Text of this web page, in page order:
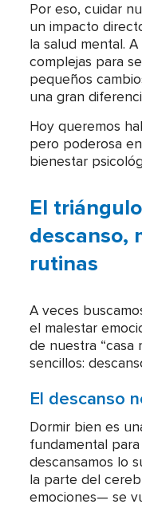
Por eso, cuidar
un impacto
la salud mental.
complejas para
pequeños
una gran
Hoy queremos
pero poderosa
bienestar
El
descanso,
rutinas
A veces
el malestar
de nuestra “casa
sencillos:
El descanso
Dormir bien es
fundamental
descansamos lo
la parte del
emociones— se